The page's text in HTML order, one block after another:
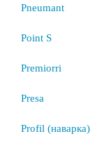
Pneumant
Point S
Premiorri
Presa
Profil (наварка)